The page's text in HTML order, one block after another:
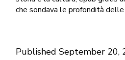
che sondava le profondità
Published September 20,